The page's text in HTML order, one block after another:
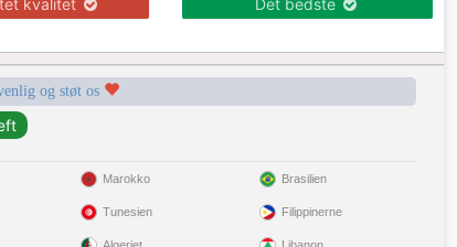
kvalitet Det bedste
og støt os
Marokko
Tunesien
Brasilien
Filippinerne